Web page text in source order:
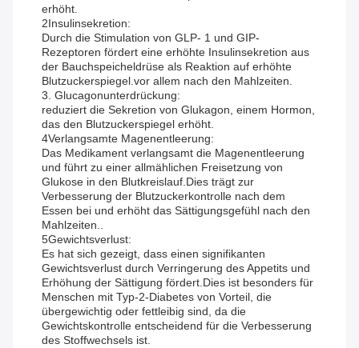
erhöht.
2Insulinsekretion:
Durch die Stimulation von GLP- 1 und GIP-
Rezeptoren fördert eine erhöhte Insulinsekretion aus
der Bauchspeicheldrüse als Reaktion auf erhöhte
Blutzuckerspiegel.vor allem nach den Mahlzeiten.
3. Glucagonunterdrückung:
reduziert die Sekretion von Glukagon, einem Hormon,
das den Blutzuckerspiegel erhöht.
4Verlangsamte Magenentleerung:
Das Medikament verlangsamt die Magenentleerung
und führt zu einer allmählichen Freisetzung von
Glukose in den Blutkreislauf.Dies trägt zur
Verbesserung der Blutzuckerkontrolle nach dem
Essen bei und erhöht das Sättigungsgefühl nach den
Mahlzeiten..
5Gewichtsverlust:
Es hat sich gezeigt, dass einen signifikanten
Gewichtsverlust durch Verringerung des Appetits und
Erhöhung der Sättigung fördert.Dies ist besonders für
Menschen mit Typ-2-Diabetes von Vorteil, die
übergewichtig oder fettleibig sind, da die
Gewichtskontrolle entscheidend für die Verbesserung
des Stoffwechsels ist.